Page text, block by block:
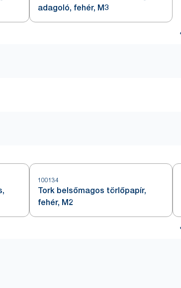
adagoló, fehér, M3
100134
Tork belsőmagos törlőpapír,
fehér, M2